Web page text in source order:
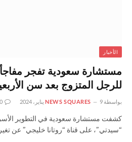
الأخبار
مستشارة سعودية تفجر
للرجل المتزوج بعد سن
بواسطة NEWS SQUARES 9 يناير، 2024 0
كشفت مستشارة سعودية في التطوير
“سيدتي”، على قناة “روتانا خليجي” عن